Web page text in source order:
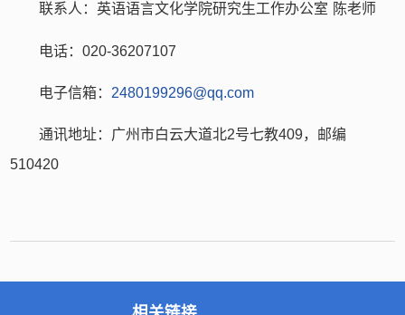
联系人：英语语言文化学院研究生工作办公室 陈老师
电话：020-36207107
电子信箱： 2480199296@qq.com
通讯地址：广州市白云大道北2号七教409，邮编
510420